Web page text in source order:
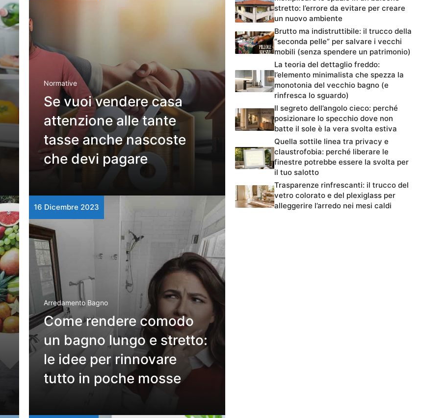
Normative
Se vuoi vendere casa
attenzione alle tante
tasse anche nascoste
che devi pagare
16 Dicembre 2023
Arredamento Bagno
Come rendere comodo
un bagno lungo e stretto:
le idee per rinnovare
tutto in poche mosse
stretto: l’errore da evitare per creare
un nuovo ambiente
Brutto ma indistruttibile: il trucco della
“seconda pelle” per salvare i vecchi
mobili (senza spendere un patrimonio)
La teoria del dettaglio freddo:
l’elemento minimalista che spezza la
monotonia del vecchio bagno (e
rinfresca lo sguardo)
Il segreto dell’angolo cieco: perché
posizionare lo specchio dove non
batte il sole è la vera svolta estiva
Quella sottile linea tra privacy e
claustrofobia: perché liberare le
finestre potrebbe essere la svolta per
il tuo salotto
Trasparenze rinfrescanti: il trucco del
vetro colorato e del plexiglass per
alleggerire l’arredo nei mesi caldi